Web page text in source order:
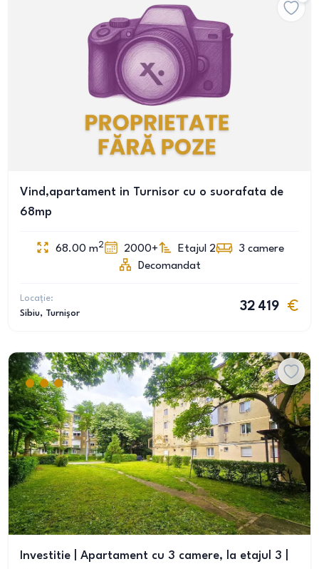
Vind,apartament in Turnisor cu o suorafata de
68mp
68.00 m2 2000+ Etajul 2 3 camere
Decomandat
Locație:
Sibiu, Turnișor
32 419
Investitie | Apartament cu 3 camere, la etajul 3 |